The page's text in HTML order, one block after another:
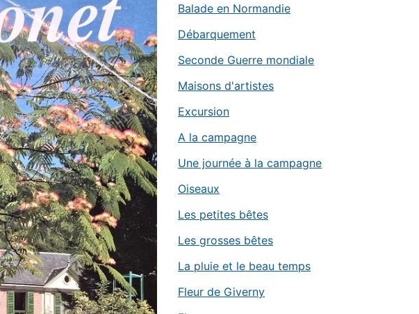
Balade en Normandie
Débarquement
Seconde Guerre mondiale
Maisons d'artistes
Excursion
A la campagne
Une journée à la campagne
Oiseaux
Les petites bêtes
Les grosses bêtes
La pluie et le beau temps
Fleur de Giverny